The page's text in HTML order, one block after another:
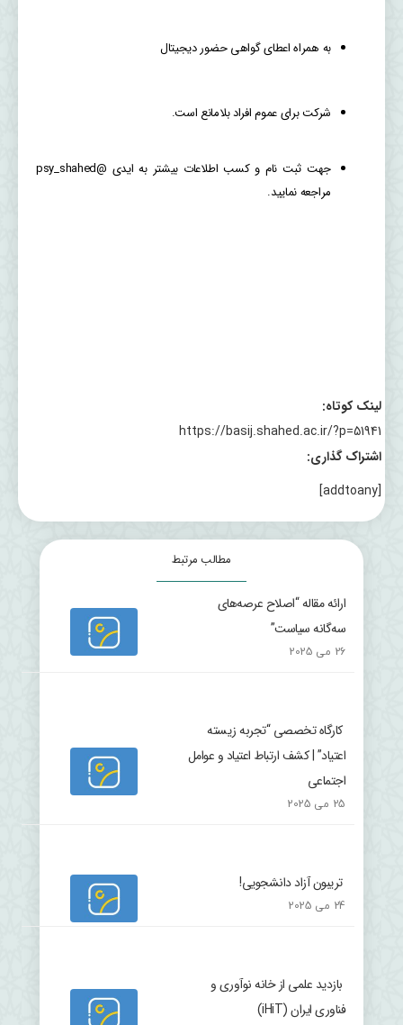
به همراه اعطای گواهی حضور دیجیتال
شرکت برای عموم افراد بلامانع است.
جهت ثبت نام و کسب اطلاعات بیشتر به ایدی @psy_shahed
مراجعه نمایید.
لینک کوتاه:
https://basij.shahed.ac.ir/?p=51941
اشتراک گذاری:
[addtoany]
مطالب مرتبط
ارائه مقاله “اصلاح عرصه‌های
سه‌گانه سیاست”
26 می 2025
کارگاه تخصصی “تجربه زیسته
اعتیاد” | کشف ارتباط اعتیاد و عوامل
اجتماعی
25 می 2025
تریبون آزاد دانشجویی!
24 می 2025
بازدید علمی از خانه نوآوری و
فناوری ایران (iHiT)